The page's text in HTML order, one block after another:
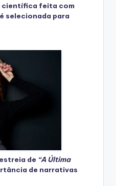
científica feita com
selecionada para
de “A Última
de narrativas